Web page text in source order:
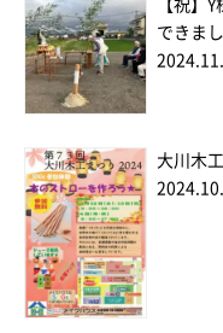
【祝】
できまし
大川木